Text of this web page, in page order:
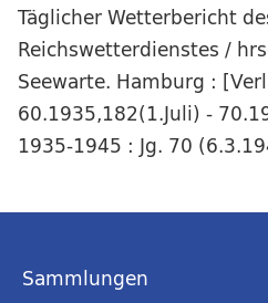
Täglicher Wetterbericht
Reichswetterdienstes /
Seewarte. Hamburg :
60.1935,182(1.Juli) -
1935-1945 : Jg. 70
Sammlungen